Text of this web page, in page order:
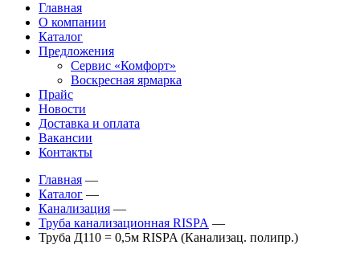
Главная
О компании
Каталог
Предложения
Сервис «Комфорт»
Воскресная ярмарка
Прайс
Новости
Доставка и оплата
Вакансии
Контакты
Главная —
Каталог —
Канализация —
Труба канализационная RISPA —
Труба Д110 = 0,5м RISPA (Канализац. полипр.)